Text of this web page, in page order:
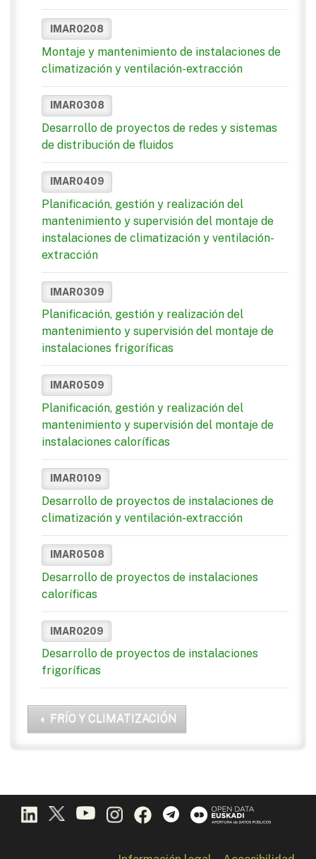
IMAR0208
Montaje y mantenimiento de instalaciones de
climatización y ventilación-extracción
IMAR0308
Desarrollo de proyectos de redes y sistemas
de distribución de fluidos
IMAR0409
Planificación, gestión y realización del
mantenimiento y supervisión del montaje de
instalaciones de climatización y ventilación-
extracción
IMAR0309
Planificación, gestión y realización del
mantenimiento y supervisión del montaje de
instalaciones frigoríficas
IMAR0509
Planificación, gestión y realización del
mantenimiento y supervisión del montaje de
instalaciones caloríficas
IMAR0109
Desarrollo de proyectos de instalaciones de
climatización y ventilación-extracción
IMAR0508
Desarrollo de proyectos de instalaciones
caloríficas
IMAR0209
Desarrollo de proyectos de instalaciones
frigoríficas
FRÍO Y CLIMATIZACIÓN